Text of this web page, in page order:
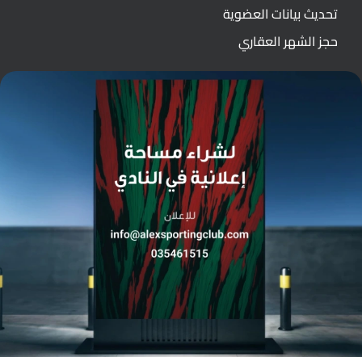
تحديث بيانات العضوية
حجز الشهر العقاري